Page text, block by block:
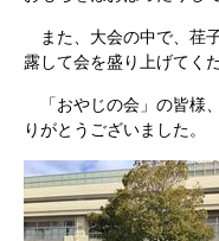
また、大会の中で、荏
露して会を盛り上げてく
「おやじの会」の皆様
りがとうございました。